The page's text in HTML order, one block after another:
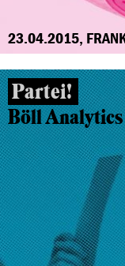
23.04.2015,
Partei!
Böll Analytics